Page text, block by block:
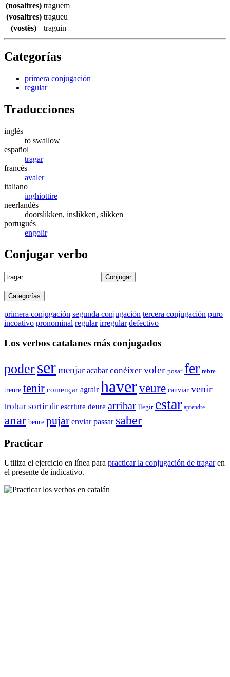
(nosaltres) traguem
(vosaltres) tragueu
(vostès)
traguin
Categorías
primera conjugación
regular
Traducciones
inglés
to swallow
español
tragar
francés
avaler
italiano
inghiottire
neerlandés
doorslikken, inslikken, slikken
portugués
engolir
Conjugar verbo
Conjugar
Categorías
primera conjugación segunda conjugación tercera conjugación puro
incoativo pronominal regular irregular defectivo
Los verbos catalanes más conjugados
podersermenjar acabar conèixer voler posar fer rebre
treure tenir començar agrair haverveure canviar venir
trobar sortir dir escriure deure arribar llegir estar aprendre
anar beure pujar enviar passar saber
Practicar
Utiliza el ejercicio en línea para practicar la conjugación de tragaren
el presente de indicativo.